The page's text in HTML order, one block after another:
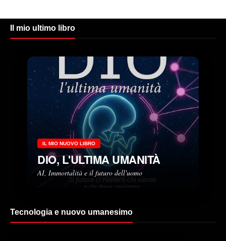
Il mio ultimo libro
IL MIO NUOVO LIBRO
DIO, L'ULTIMA UMANITÀ
AI, Immortalità e il futuro dell'uomo
Tecnologia e nuovo umanesimo